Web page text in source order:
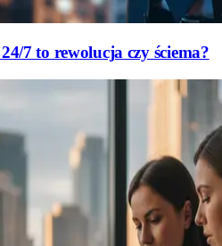
7 to rewolucja czy ściema?